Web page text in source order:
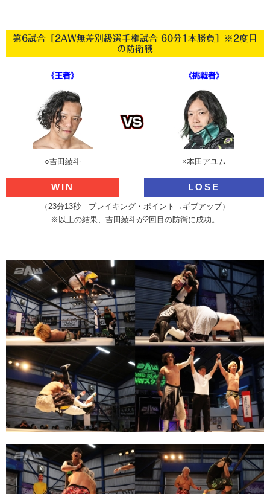
第6試合［2AW無差別級選手権試合 60分1本勝負］※2度目
の防衛戦
《王者》
○吉田綾斗
《挑戦者》
×本田アユム
WIN LOSE
（23分13秒 ブレイキング・ポイント→ギブアップ）
※以上の結果、吉田綾斗が2回目の防衛に成功。